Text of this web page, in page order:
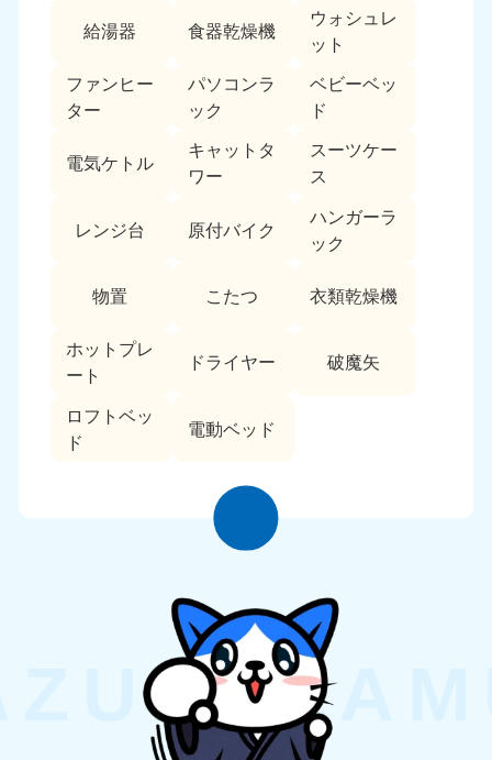
給湯器 食器乾燥機
ウォシュレ
ット
ファンヒー
ター
パソコンラ
ック
ベビーベッ
ド
電気ケトル
キャットタ
ワー
スーツケー
ス
レンジ台 原付バイク
ハンガーラ
ック
物置 こたつ 衣類乾燥機
ホットプレ
ート
ドライヤー 破魔矢
ロフトベッ
ド
電動ベッド